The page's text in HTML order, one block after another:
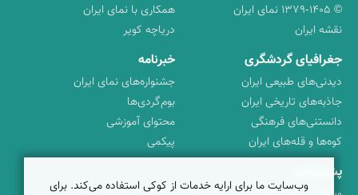
© ۱۳۷۹-۱۴۰۵ نمای ایران
نقشه ایران
همکاری با نمای ایران
دریاچه کویر
جغرافیای گردشگری
دیدنی‌های طبیعی ایران
جاذبه‌های تاریخی ایران
دانستنی‌های فرهنگی
کوه‌ها و قله‌های ایران
خبرنامه
جشنواره‌های نمای ایران
بوم‌گردی‌ها
محتوای آموزشی
پیکمی
پشتیبانان
وب‌سایت ما برای ارایه خدمات از کوکی استفاده می‌کند. برای